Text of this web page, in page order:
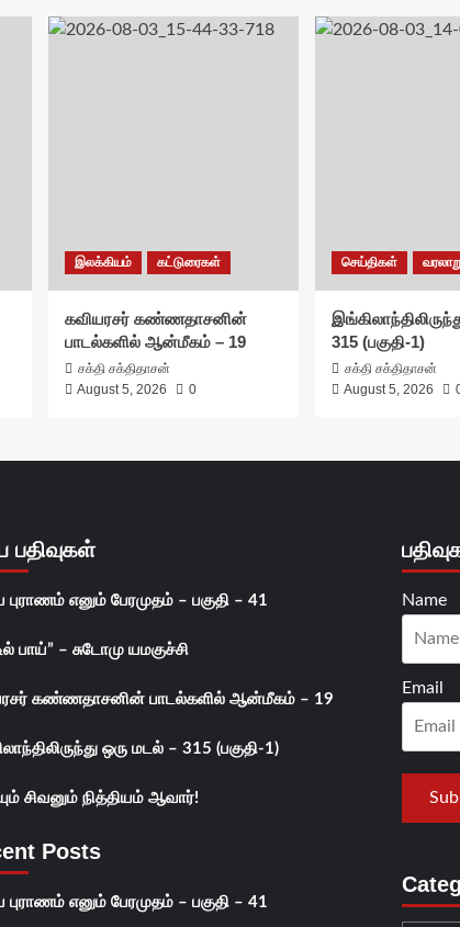
இலக்கியம் கட்டுரைகள்
கவியரசர் கண்ணதாசனின்
பாடல்களில் ஆன்மீகம் – 19
சக்தி சக்திதாசன்
August 5, 2026
0
செய்திகள்
315 (பகுதி-1)
சக்தி சக்திதாசன்
August 5, 2026
பதிவுகள்
புராணம் எனும் பேரமுதம் – பகுதி – 41
பாய்” – சுடோமு யமகுச்சி
கண்ணதாசனின் பாடல்களில் ஆன்மீகம் – 19
ஒரு மடல் – 315 (பகுதி-1)
சிவனும் நித்தியம் ஆவார்!
Posts
புராணம் எனும் பேரமுதம் – பகுதி – 41
Name
Email